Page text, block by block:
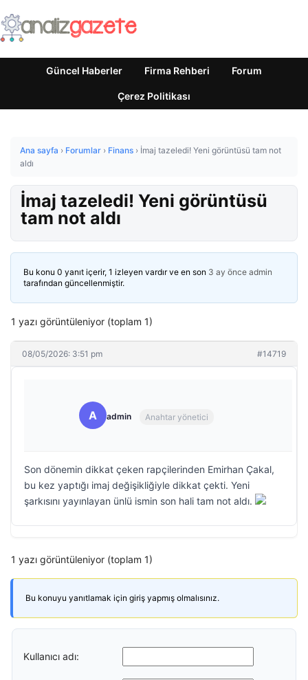
Güncel Haberler Firma Rehberi Forum
Çerez Politikası
Ana sayfa › Forumlar › Finans › İmaj tazeledi! Yeni görüntüsü tam not
aldı
İmaj tazeledi! Yeni görüntüsü
tam not aldı
Bu konu 0 yanıt içerir, 1 izleyen vardır ve en son 3 ay önce admin
tarafından güncellenmiştir.
1 yazı görüntüleniyor (toplam 1)
08/05/2026: 3:51 pm #14719
A admin Anahtar yönetici
Son dönemin dikkat çeken rapçilerinden Emirhan Çakal,
bu kez yaptığı imaj değişikliğiyle dikkat çekti. Yeni
şarkısını yayınlayan ünlü ismin son hali tam not aldı.
1 yazı görüntüleniyor (toplam 1)
Bu konuyu yanıtlamak için giriş yapmış olmalısınız.
Kullanıcı adı: